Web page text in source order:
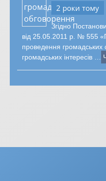
2 роки тому
Згідно
від 25.05.2011 р. № 555
проведення
громадських інтересів …